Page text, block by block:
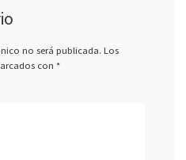
no será publicada. Los
con *